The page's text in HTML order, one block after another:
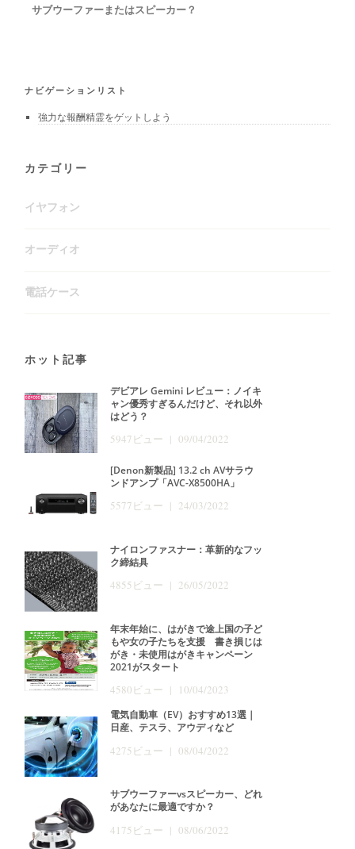
サブウーファーまたはスピーカー？
ナビゲーションリスト
強力な報酬精霊をゲットしよう
カテゴリー
イヤフォン
オーディオ
電話ケース
ホット記事
デビアレ Gemini レビュー：ノイキ
ャン優秀すぎるんだけど、それ以外
はどう？
5947ビュー | 09/04/2022
[Denon新製品] 13.2 ch AVサラウ
ンドアンプ「AVC-X8500HA」
5577ビュー | 24/03/2022
ナイロンファスナー：革新的なフッ
ク締結具
4855ビュー | 26/05/2022
年末年始に、はがきで途上国の子ど
もや女の子たちを支援 書き損じは
がき・未使用はがきキャンペーン
2021がスタート
4580ビュー | 10/04/2023
電気自動車（EV）おすすめ13選｜
日産、テスラ、アウディなど
4275ビュー | 08/04/2022
サブウーファーvsスピーカー、どれ
があなたに最適ですか？
4175ビュー | 08/06/2022